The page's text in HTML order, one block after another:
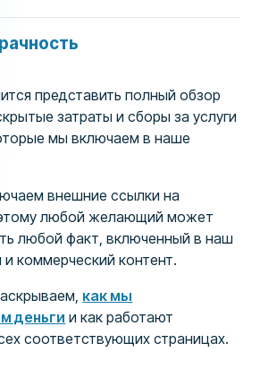
представить полный обзор
затраты и сборы за услуги
мы включаем в наше
внешние ссылки на
любой желающий может
любой факт, включенный в наш
коммерческий контент.
как мы
деньги и как работают
соответствующих страницах.